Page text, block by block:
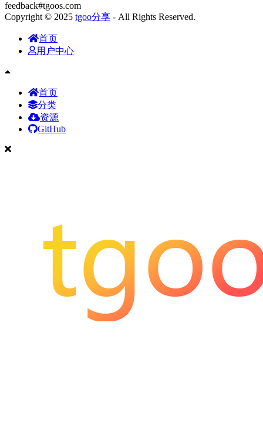
feedback#tgoos.com
Copyright © 2025 tgoo分享 - All Rights Reserved.
首页
用户中心
首页
分类
资源
GitHub